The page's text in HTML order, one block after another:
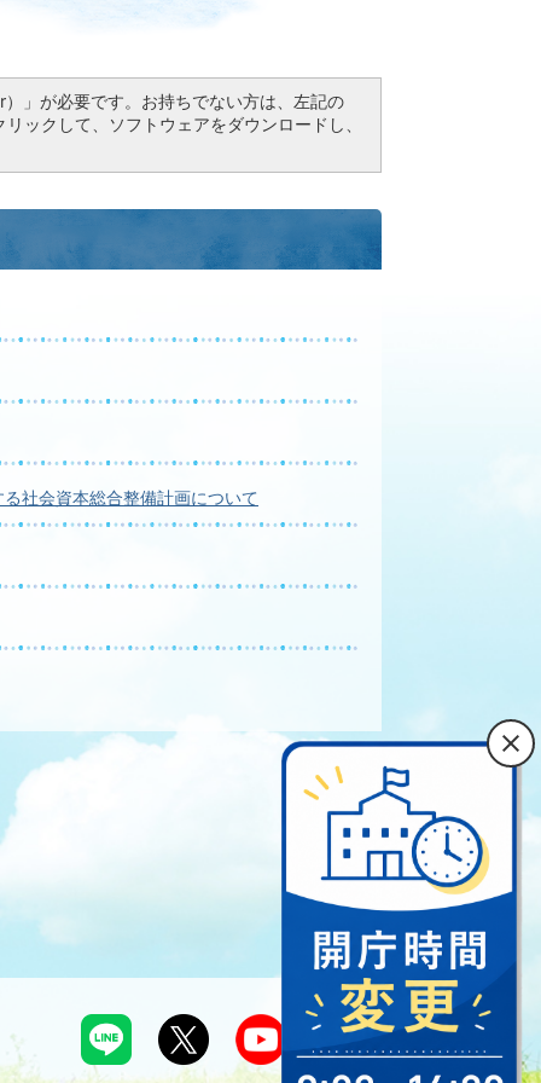
」が必要です。お持ちでない方は、左記の
ックして、ソフトウェアをダウンロードし、
社会資本総合整備計画について